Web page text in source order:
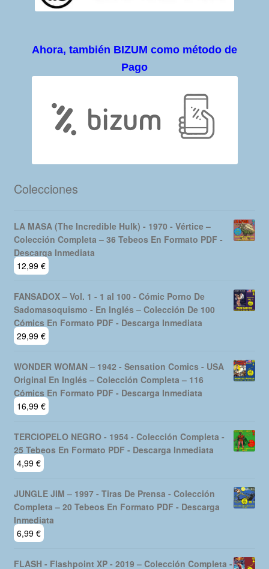
Ahora, también BIZUM como método de
Pago
Colecciones
LA MASA (The Incredible Hulk) - 1970 - Vértice –
Colección Completa – 36 Tebeos En Formato PDF -
Descarga Inmediata
12,99 €
FANSADOX – Vol. 1 - 1 al 100 - Cómic Porno De
Sadomasoquismo - En Inglés – Colección De 100
Cómics En Formato PDF - Descarga Inmediata
29,99 €
WONDER WOMAN – 1942 - Sensation Comics - USA
Original En Inglés – Colección Completa – 116
Cómics En Formato PDF - Descarga Inmediata
16,99 €
TERCIOPELO NEGRO - 1954 - Colección Completa -
25 Tebeos En Formato PDF - Descarga Inmediata
4,99 €
JUNGLE JIM – 1997 - Tiras De Prensa - Colección
Completa – 20 Tebeos En Formato PDF - Descarga
Inmediata
6,99 €
FLASH - Flashpoint XP - 2019 – Colección Completa -